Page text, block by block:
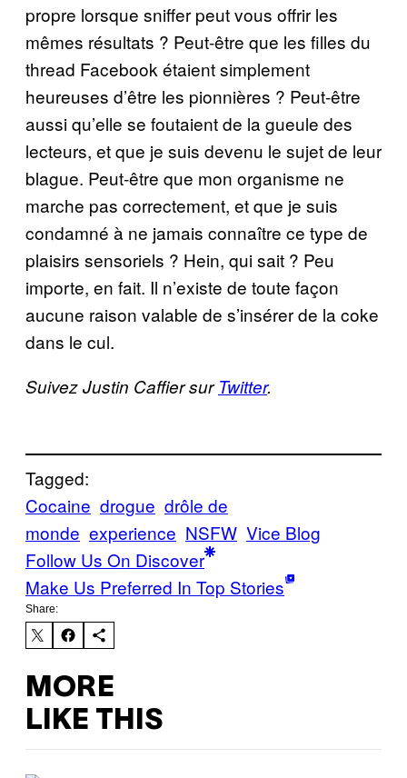
propre lorsque sniffer peut vous offrir les
mêmes résultats ? Peut-être que les filles du
thread Facebook étaient simplement
heureuses d’être les pionnières ? Peut-être
aussi qu’elle se foutaient de la gueule des
lecteurs, et que je suis devenu le sujet de leur
blague. Peut-être que mon organisme ne
marche pas correctement, et que je suis
condamné à ne jamais connaître ce type de
plaisirs sensoriels ? Hein, qui sait ? Peu
importe, en fait. Il n’existe de toute façon
aucune raison valable de s’insérer de la coke
dans le cul.
Suivez Justin Caffier surTwitter.
Tagged:
Cocaine drogue drôle de
monde experience NSFW Vice Blog
Follow Us On Discover
Make Us Preferred In Top Stories
Share:
MORE
LIKE THIS